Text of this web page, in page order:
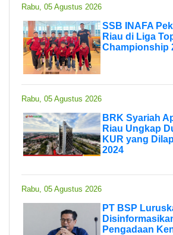
Rabu, 05 Agustus 2026
SSB INAFA
Riau di Liga
Championship
Rabu, 05 Agustus 2026
BRK Syariah
Riau Ungkap
KUR yang
2024
Rabu, 05 Agustus 2026
PT BSP
Pengadaan